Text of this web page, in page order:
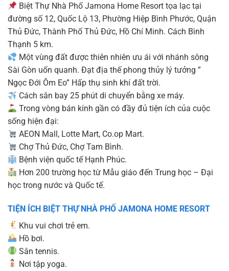
Biệt Thự Nhà Phố Jamona Home Resort tọa lạc tại
đường số 12, Quốc Lộ 13, Phường Hiệp Bình Phước, Quận
Thủ Đức, Thành Phố Thủ Đức, Hồ Chí Minh. Cách Bình
Thạnh 5 km.
Một vùng đất được thiên nhiên ưu ái với nhánh sông
Sài Gòn uốn quanh. Đạt địa thế phong thủy lý tưởng ”
Ngọc Đới Ôm Eo” Hấp thụ sinh khí đất trời.
Cách sân bay 25 phút di chuyển bằng xe máy.
Trong vòng bán kính gần có đầy đủ tiện ích của cuộc
sống hiện đại:
AEON Mall, Lotte Mart, Co.op Mart.
Chợ Thủ Đức, Chợ Tam Bình.
Bệnh viện quốc tế Hạnh Phúc.
Hơn 200 trường học từ Mẫu giáo đến Trung học – Đại
học trong nước và Quốc tế.
TIỆN ÍCH BIỆT THỰ NHÀ PHỐ JAMONA HOME RESORT
‍ Khu vui chơi trẻ em.
Hồ bơi.
Sân tennis.
‍ Nơi tập yoga.